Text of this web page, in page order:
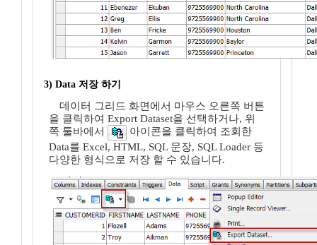
3) Data 저장 하기
데이터 그리드 화면에서 마우스 오른쪽 버튼
을 클릭하여 Export Dataset을 선택하거나, 위
쪽 툴바에서
아이콘을 클릭하여 조회한
Data를 Excel, HTML, SQL 문장, SQL Loader 등
다양한 형식으로 저장 할 수 있습니다.